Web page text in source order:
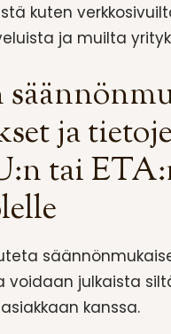
kuten
ja muilta
ja
tai
voidaan julkaista
kanssa.